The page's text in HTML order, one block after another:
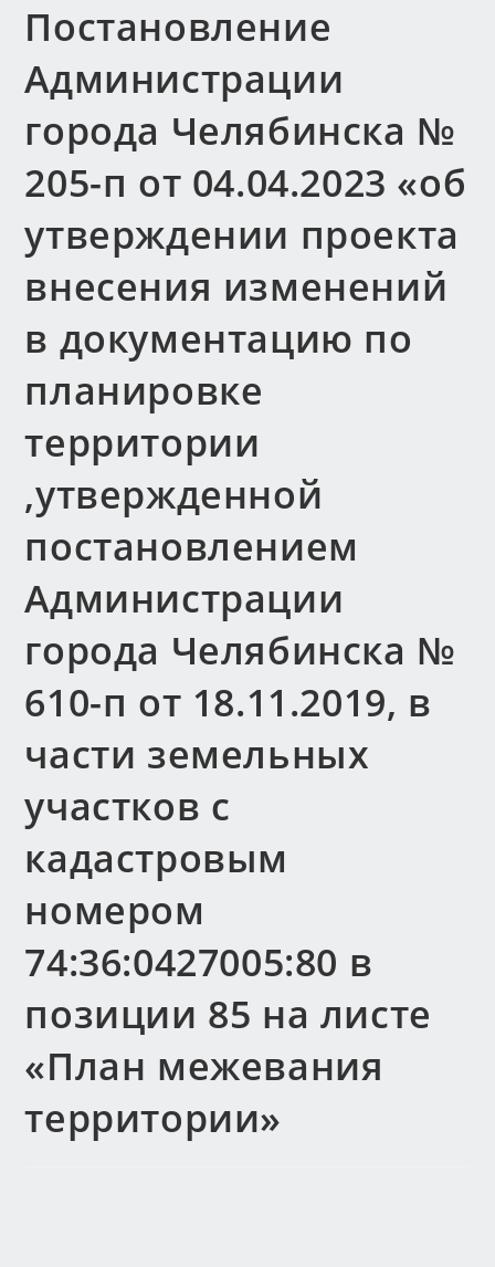
Постановление
Администрации
города Челябинска №
205-п от 04.04.2023 «об
утверждении проекта
внесения изменений
в документацию по
планировке
территории
,утвержденной
постановлением
Администрации
города Челябинска №
610-п от 18.11.2019, в
части земельных
участков с
кадастровым
номером
74:36:0427005:80 в
позиции 85 на листе
«План межевания
территории»